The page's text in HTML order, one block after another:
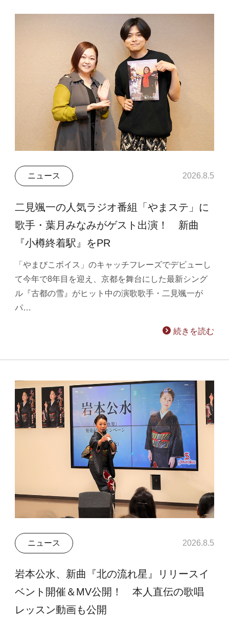
ニュース 2026.8.5
二見颯一の人気ラジオ番組「やまステ」に
歌手・葉月みなみがゲスト出演！ 新曲
『小樽終着駅』をPR
「やまびこボイス」のキャッチフレーズでデビューし
て今年で8年目を迎え、京都を舞台にした最新シング
ル『古都の雪』がヒット中の演歌歌手・二見颯一が
パ…
続きを読む
ニュース 2026.8.5
岩本公水、新曲『北の流れ星』リリースイ
ベント開催＆MV公開！ 本人直伝の歌唱
レッスン動画も公開